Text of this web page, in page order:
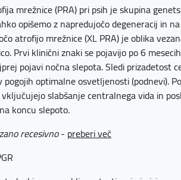
mrežnice (PRA) pri psih je skupina
opišemo z napredujočo degeneracij in
atrofijo mrežnice (XL PRA) je oblika
Prvi klinični znaki se pojavijo po 6
pojavi nočna slepota. Sledi prizadetost
optimalne osvetljenosti (podnevi).
slabšanje centralnega vida in
koncu slepoto.
recesivno- preberi več